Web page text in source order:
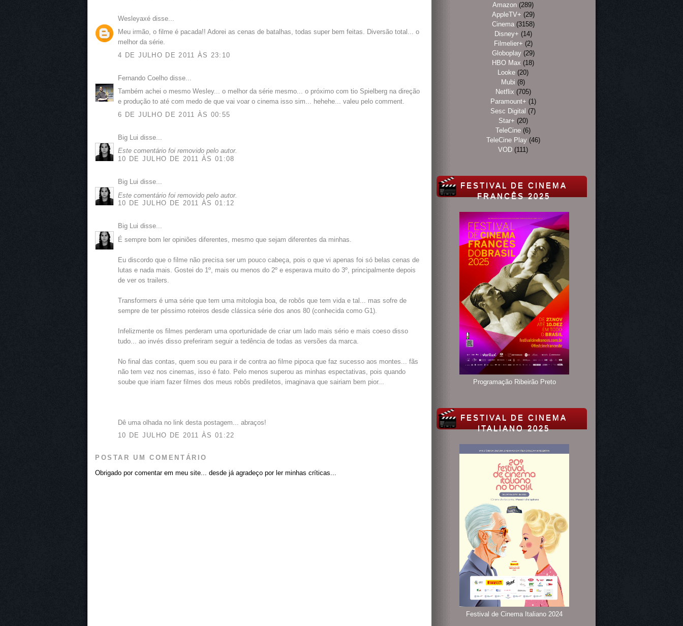
Wesleyaxé disse...
Meu irmão, o filme é pacada!! Adorei as cenas de batalhas, todas super bem feitas. Diversão total... o
melhor da série.
4 DE JULHO DE 2011 ÀS 23:10
Fernando Coelho disse...
Também achei o mesmo Wesley... o melhor da série mesmo... o próximo com tio Spielberg na direção
e produção to até com medo de que vai voar o cinema isso sim... hehehe... valeu pelo comment.
6 DE JULHO DE 2011 ÀS 00:55
Big Lui disse...
Este comentário foi removido pelo autor.
10 DE JULHO DE 2011 ÀS 01:08
Big Lui disse...
Este comentário foi removido pelo autor.
10 DE JULHO DE 2011 ÀS 01:12
Big Lui disse...
É sempre bom ler opiniões diferentes, mesmo que sejam diferentes da minhas.
Eu discordo que o filme não precisa ser um pouco cabeça, pois o que vi apenas foi só belas cenas de
lutas e nada mais. Gostei do 1º, mais ou menos do 2º e esperava muito do 3º, principalmente depois
de ver os trailers.
Transformers é uma série que tem uma mitologia boa, de robôs que tem vida e tal... mas sofre de
sempre de ter péssimo roteiros desde clássica série dos anos 80 (conhecida como G1).
Infelizmente os filmes perderam uma oportunidade de criar um lado mais sério e mais coeso disso
tudo... ao invés disso preferiram seguir a tedência de todas as versões da marca.
No final das contas, quem sou eu para ir de contra ao filme pipoca que faz sucesso aos montes... fãs
não tem vez nos cinemas, isso é fato. Pelo menos superou as minhas espectativas, pois quando
soube que iriam fazer filmes dos meus robôs prediletos, imaginava que sairiam bem pior...
Dê uma olhada no link desta postagem... abraços!
10 DE JULHO DE 2011 ÀS 01:22
POSTAR UM COMENTÁRIO
Obrigado por comentar em meu site... desde já agradeço por ler minhas críticas...
Amazon (289)
AppleTV+ (29)
Cinema (3158)
Disney+ (14)
Filmelier+ (2)
Globoplay (29)
HBO Max (18)
Looke (20)
Mubi (8)
Netflix (705)
Paramount+ (1)
Sesc Digital (7)
Star+ (20)
TeleCine (6)
TeleCine Play (46)
VOD (111)
FESTIVAL DE CINEMA
FRANCÊS 2025
Programação Ribeirão Preto
FESTIVAL DE CINEMA
ITALIANO 2025
Festival de Cinema Italiano 2024